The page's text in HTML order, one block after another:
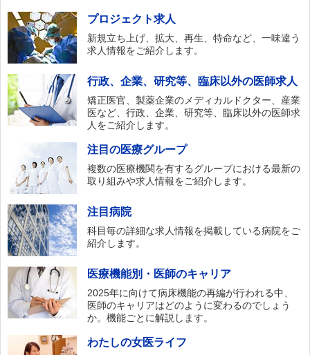
プロジェクト求人
新規立ち上げ、拡大、再生、特命など、一味違う
求人情報をご紹介します。
行政、企業、研究等、臨床以外の医師求人
矯正医官、製薬企業のメディカルドクター、産業
医など、行政、企業、研究等、臨床以外の医師求
人をご紹介します。
注目の医療グループ
複数の医療機関を有するグループにおける最新の
取り組みや求人情報をご紹介します。
注目病院
科目毎の詳細な求人情報を掲載している病院をご
紹介します。
医療機能別・医師のキャリア
2025年に向けて病床機能の再編が行われる中、
医師のキャリアはどのように変わるのでしょう
か。機能ごとに解説します。
わたしの女医ライフ